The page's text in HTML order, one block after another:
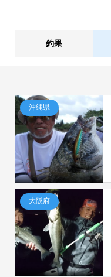
釣果
沖縄県
大阪府